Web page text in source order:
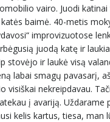
vairo. Juodi
baimė. 40-metis
improvizuotose
juodą katę ir
stovėjo ir laukė visą
labai smagų pavasarį,
visiškai nekreipdavau.
į avariją. Uždarame
kelis kartus, tiesa, man